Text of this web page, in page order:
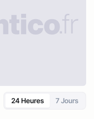
24 Heures 7 Jours